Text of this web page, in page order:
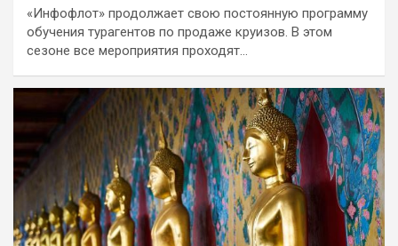
«Инфофлот» продолжает свою постоянную программу
обучения турагентов по продаже круизов. В этом
сезоне все мероприятия проходят…